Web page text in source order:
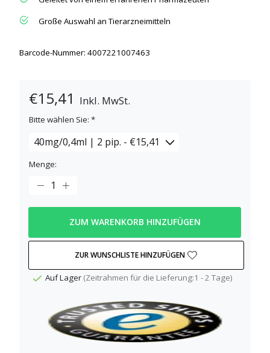
Barcode-Nummer: 4007221007463
Große Auswahl an Tierarzneimitteln
€15,41 Inkl. MwSt.
Bitte wählen Sie: *
Menge:
ZUM WARENKORB HINZUFÜGEN
ZUR WUNSCHLISTE HINZUFÜGEN
Auf Lager (Zeitrahmen für die Lieferung:1 - 2 Tage)